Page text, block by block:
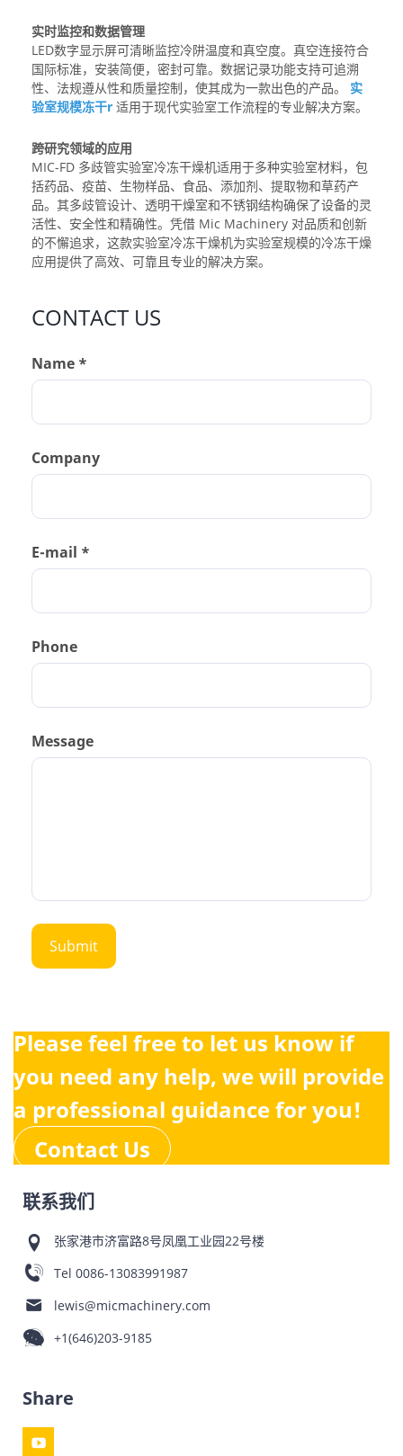
实时监控和数据管理
LED数字显示屏可清晰监控冷阱温度和真空度。真空连接符合
国际标准，安装简便，密封可靠。数据记录功能支持可追溯
性、法规遵从性和质量控制，使其成为一款出色的产品。
实
验室规模冻干r 适用于现代实验室工作流程的专业解决方案。
跨研究领域的应用
MIC-FD 多歧管实验室冷冻干燥机适用于多种实验室材料，包
括药品、疫苗、生物样品、食品、添加剂、提取物和草药产
品。其多歧管设计、透明干燥室和不锈钢结构确保了设备的灵
活性、安全性和精确性。凭借 Mic Machinery 对品质和创新
的不懈追求，这款实验室冷冻干燥机为实验室规模的冷冻干燥
应用提供了高效、可靠且专业的解决方案。
CONTACT US
Name *
Company
E-mail *
Phone
Message
Please feel free to let us know if
you need any help, we will provide
a professional guidance for you!
Contact Us
联系我们
张家港市济富路8号凤凰工业园22号楼
Tel 0086-13083991987
lewis@micmachinery.com
+1(646)203-9185
Share